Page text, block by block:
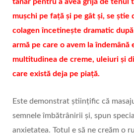
tânăr pentru a avea grijă de tenul
mușchi pe față și pe gât și, se știe
colagen încetinește dramatic
armă pe care o avem la îndemână
multitudinea de creme, uleiuri și
care există deja pe piață.
Este demonstrat științific că
semnele îmbătrânirii și, spun
anxietatea. Totul e să ne creăm o